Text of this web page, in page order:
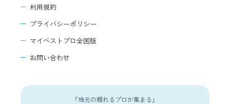
利用規約
プライバシーポリシー
マイベストプロ全国版
お問い合わせ
「地元の頼れるプロが集まる」